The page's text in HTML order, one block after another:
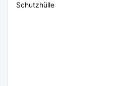
Schutzhülle